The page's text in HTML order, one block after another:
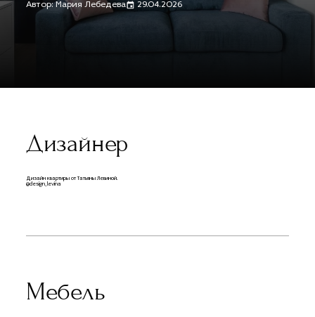
Автор: Мария Лебедева 29.04.2026
Дизайнер
Дизайн квартиры от Татьяны Левиной.
@design_levina
Мебель